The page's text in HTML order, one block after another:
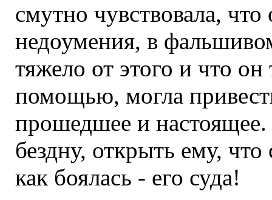
смутно чувствовала,
недоумения, в
тяжело от этого и что
помощью, могла
прошедшее и
бездну, открыть ему,
как боялась - его суда!